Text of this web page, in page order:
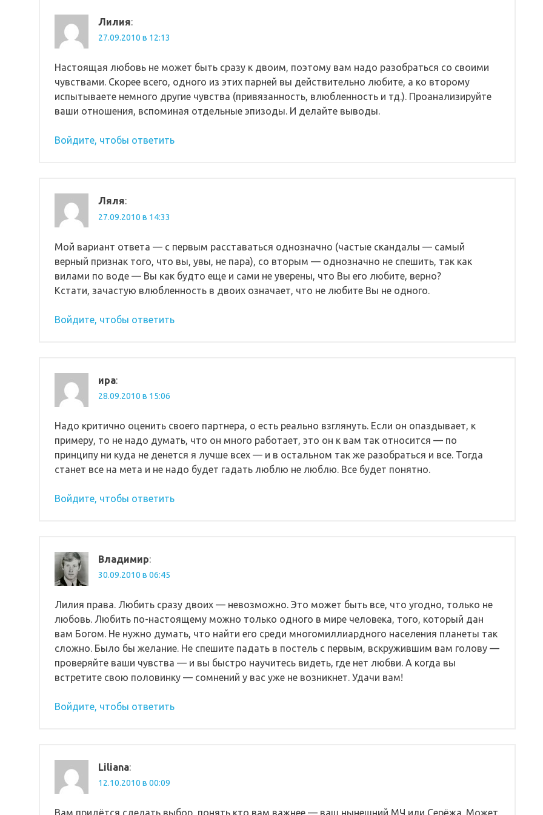
Лилия:
27.09.2010 в 12:13
Настоящая любовь не может быть сразу к двоим, поэтому вам надо разобраться со своими
чувствами. Скорее всего, одного из этих парней вы действительно любите, а ко второму
испытываете немного другие чувства (привязанность, влюбленность и тд.). Проанализируйте
ваши отношения, вспоминая отдельные эпизоды. И делайте выводы.
Войдите, чтобы ответить
Ляля:
27.09.2010 в 14:33
Мой вариант ответа — с первым расставаться однозначно (частые скандалы — самый
верный признак того, что вы, увы, не пара), со вторым — однозначно не спешить, так как
вилами по воде — Вы как будто еще и сами не уверены, что Вы его любите, верно?
Кстати, зачастую влюбленность в двоих означает, что не любите Вы не одного.
Войдите, чтобы ответить
ира:
28.09.2010 в 15:06
Надо критично оценить своего партнера, о есть реально взглянуть. Если он опаздывает, к
примеру, то не надо думать, что он много работает, это он к вам так относится — по
принципу ни куда не денется я лучше всех — и в остальном так же разобраться и все. Тогда
станет все на мета и не надо будет гадать люблю не люблю. Все будет понятно.
Войдите, чтобы ответить
Владимир:
30.09.2010 в 06:45
Лилия права. Любить сразу двоих — невозможно. Это может быть все, что угодно, только не
любовь. Любить по-настоящему можно только одного в мире человека, того, который дан
вам Богом. Не нужно думать, что найти его среди многомиллиардного населения планеты так
сложно. Было бы желание. Не спешите падать в постель с первым, вскружившим вам голову —
проверяйте ваши чувства — и вы быстро научитесь видеть, где нет любви. А когда вы
встретите свою половинку — сомнений у вас уже не возникнет. Удачи вам!
Войдите, чтобы ответить
Liliana:
12.10.2010 в 00:09
Вам придётся сделать выбор, понять кто вам важнее — ваш нынешний МЧ или Серёжа. Может